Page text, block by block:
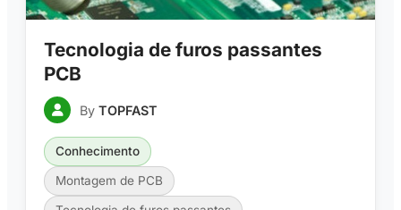
Tecnologia de furos passantes
PCB
By TOPFAST
Conhecimento
Montagem de PCB